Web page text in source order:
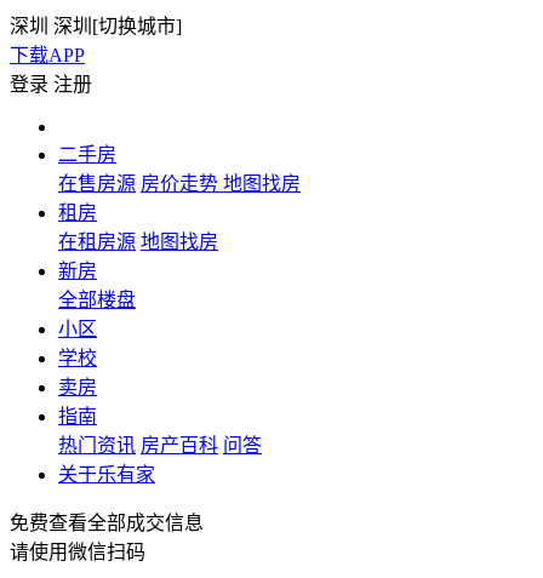
深圳 深圳[切换城市]
下载APP
登录 注册
二手房
在售房源 房价走势 地图找房
租房
在租房源 地图找房
新房
全部楼盘
小区
学校
卖房
指南
热门资讯 房产百科 问答
关于乐有家
免费查看全部成交信息
请使用微信扫码